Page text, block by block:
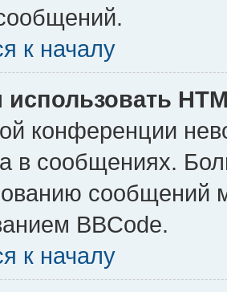
к началу
использовать
конференции
в сообщениях.
сообщений
BBCode.
к началу